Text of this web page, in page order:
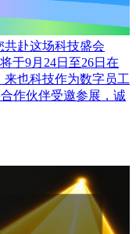
共赴这场科技盛会
于9月24日至26日在
也科技作为数字员工
作伙伴受邀参展，诚